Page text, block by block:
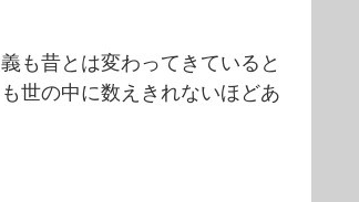
も昔とは変わってきていると
世の中に数えきれないほどあ